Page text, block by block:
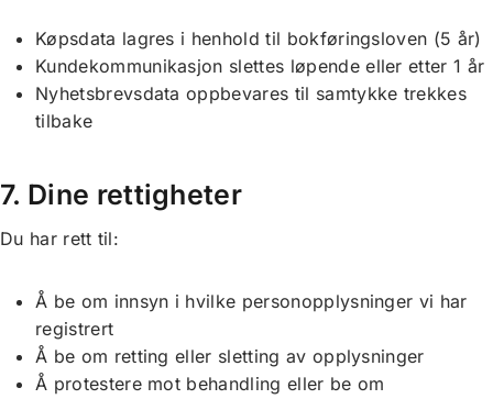
Køpsdata lagres i henhold til bokføringsloven (5 år)
Kundekommunikasjon slettes løpende eller etter 1 år
Nyhetsbrevsdata oppbevares til samtykke trekkes
tilbake
7. Dine rettigheter
Du har rett til:
Å be om innsyn i hvilke personopplysninger vi har
registrert
Å be om retting eller sletting av opplysninger
Å protestere mot behandling eller be om